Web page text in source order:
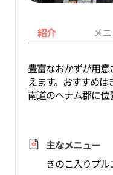
紹介 メ
豊富なおかずが用
えます。おすすめ
南道のヘナム郡に位
主なメニュー
きのこ入りプル